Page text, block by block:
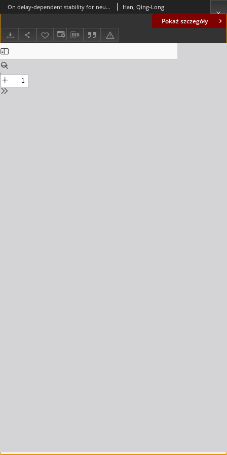
Pokaż szczegóły
On delay-dependent stability for neutral delay-differential systems Han, Qing-Long